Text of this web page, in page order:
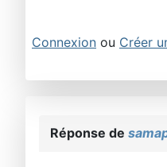
Connexion ou Créer
Réponse de